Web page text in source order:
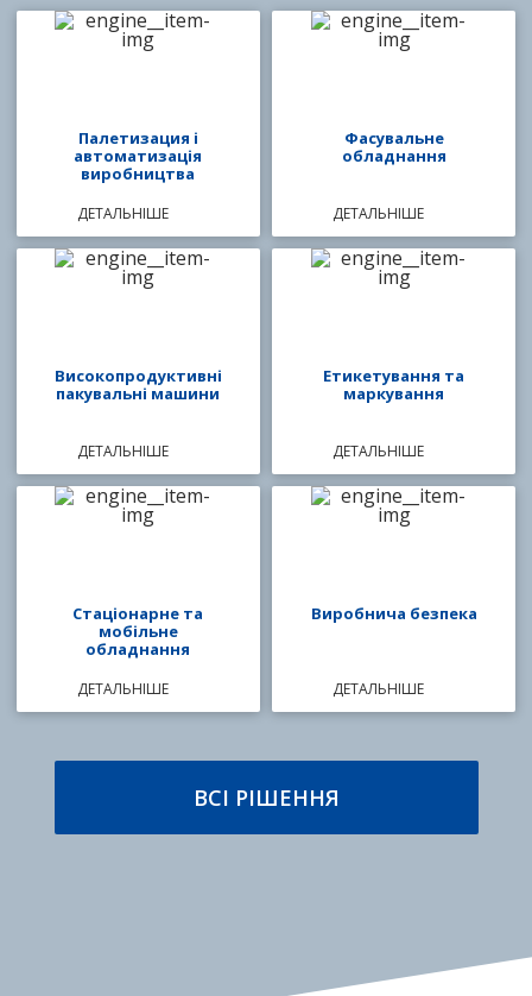
Палетизация і
автоматизація
виробництва
ДЕТАЛЬНІШЕ
Фасувальне
обладнання
ДЕТАЛЬНІШЕ
Високопродуктивні
пакувальні машини
ДЕТАЛЬНІШЕ
Етикетування та
маркування
ДЕТАЛЬНІШЕ
Стаціонарне та
мобільне
обладнання
ДЕТАЛЬНІШЕ
Виробнича безпека
ДЕТАЛЬНІШЕ
ВСІ РІШЕННЯ